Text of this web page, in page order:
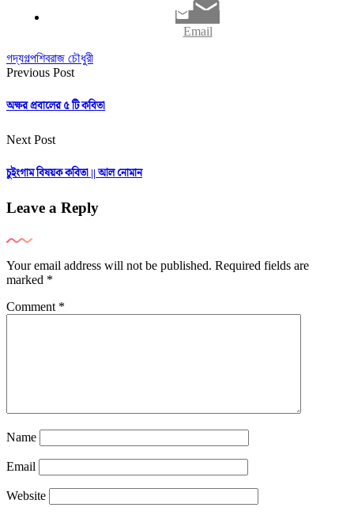
Email
গদ্যগল্পশিবরাজ চৌধুরী
Previous Post
অক্ষর প্রবালের ৫ টি কবিতা
Next Post
চুইংগাম বিষয়ক কবিতা || আল নোমান
Leave a Reply
Your email address will not be published. Required fields are
marked *
Comment *
Name
Email
Website